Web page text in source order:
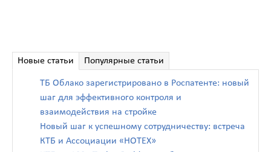
Новые статьи Популярные статьи
ТБ Облако зарегистрировано в Роспатенте: новый
шаг для эффективного контроля и
взаимодействия на стройке
Новый шаг к успешному сотрудничеству: встреча
КТБ и Ассоциации «НОТЕХ»